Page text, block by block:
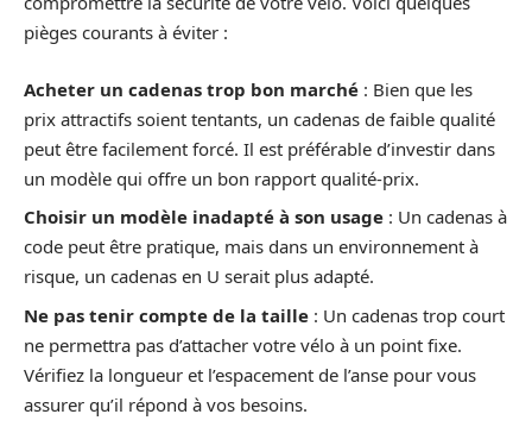
pièges courants à éviter :
Acheter un cadenas trop bon marché : Bien que les
prix attractifs soient tentants, un cadenas de faible qualité
peut être facilement forcé. Il est préférable d’investir dans
un modèle qui offre un bon rapport qualité-prix.
Choisir un modèle inadapté à son usage : Un cadenas à
code peut être pratique, mais dans un environnement à
risque, un cadenas en U serait plus adapté.
Ne pas tenir compte de la taille : Un cadenas trop court
ne permettra pas d’attacher votre vélo à un point fixe.
Vérifiez la longueur et l’espacement de l’anse pour vous
assurer qu’il répond à vos besoins.